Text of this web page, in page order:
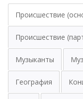
Происшествие
Происшествие
Музыканты
География